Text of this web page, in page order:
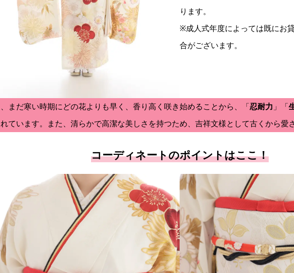
ります。
※成人式年度によっては既にお
合がございます。
まだ寒い時期にどの花よりも早く、香り高く咲き始めることから、「忍耐力 」「
ています。また、清らかで高潔な美しさを持つため、吉祥文様として古くから愛
コーディネートのポイントはここ！